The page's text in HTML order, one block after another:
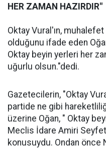
HER ZAMAN HAZIRDIR"
Oktay Vural'ın, muhalefet
olduğunu ifade eden
Oktay beyin yerleri her
uğurlu olsun."dedi.
Gazetecilerin, "Oktay
partide ne gibi
üzerine Oğan, " Oktay
Meclis İdare Amiri
konusuydu. Ondan önce